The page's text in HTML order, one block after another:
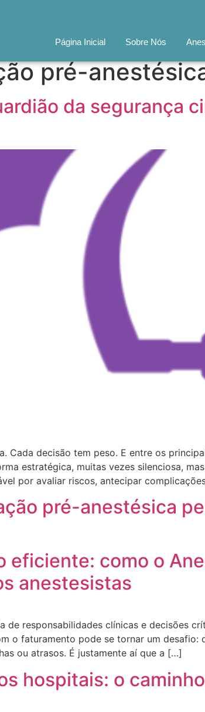
Página Inicial Sobre Nós
pré-
da segurança
Cada decisão tem peso. E entre os
estratégica, muitas vezes silenciosa,
por avaliar riscos, antecipar
pré-anestésica
eficiente: como o
anestesistas
de responsabilidades clínicas e decisões
o faturamento pode se tornar um
ou atrasos. É justamente aí que a […]
hospitais: o